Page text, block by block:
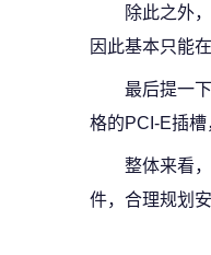
除此之外
因此基本只能
最后提一
格的PCI-E插槽
整体来看
件，合理规划